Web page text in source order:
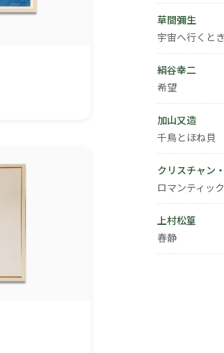
草間彌生
宇宙へ行くと
絹谷幸二
希望
加山又造
千鳥とほね貝
クリスチャン
ロマンティッ
上村松篁
春静